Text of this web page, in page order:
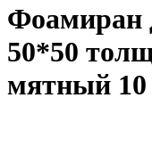
Фоамиран
50*50
мятный 10